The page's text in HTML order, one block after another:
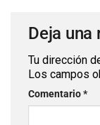
Deja una
Tu dirección
Los campos
Comentario*